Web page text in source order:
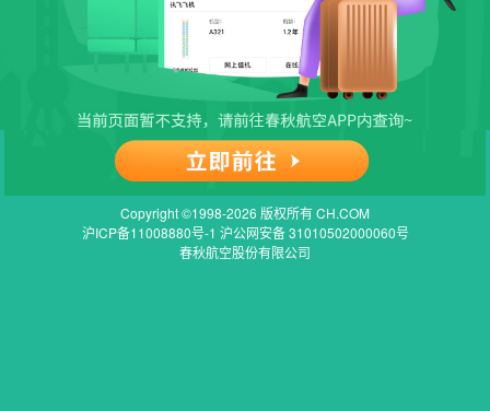
Copyright ©1998-2026 版权所有 CH.COM
沪ICP备11008880号-1 沪公网安备 31010502000060号
春秋航空股份有限公司